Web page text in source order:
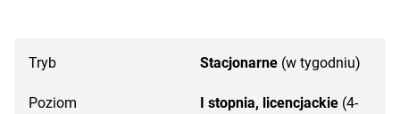
Tryb Stacjonarne (w tygodniu)
Poziom I stopnia, licencjackie (4-